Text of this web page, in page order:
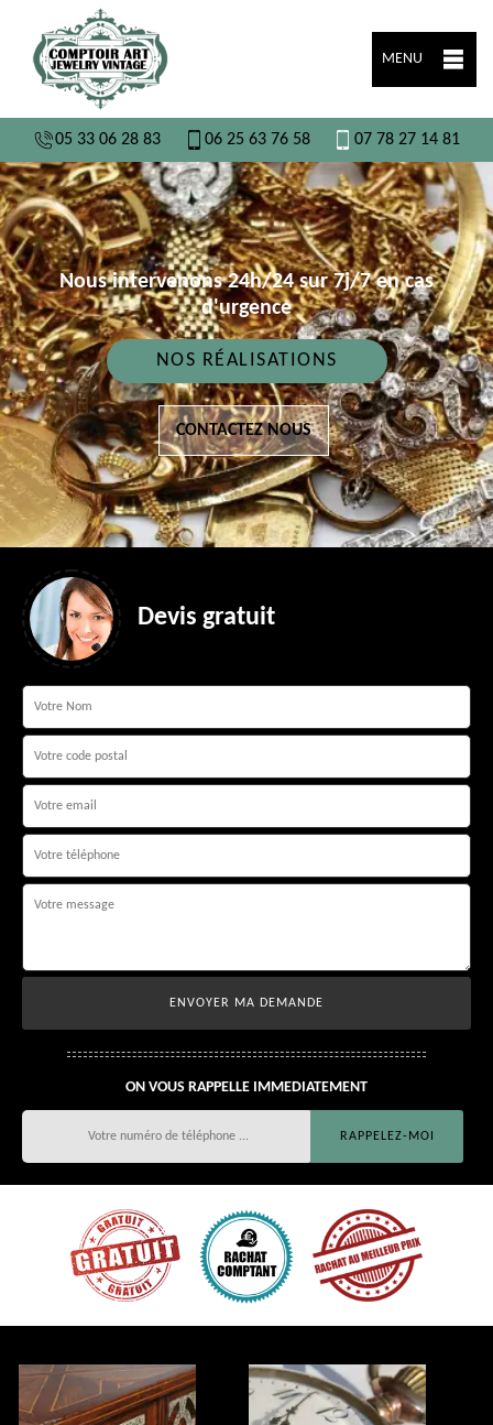
MENU
05 33 06 28 83 06 25 63 76 58 07 78 27 14 81
Nous intervenons 24h/24 sur 7j/7 en cas
d'urgence
NOS RÉALISATIONS
CONTACTEZ NOUS
Devis gratuit
ON VOUS RAPPELLE IMMEDIATEMENT